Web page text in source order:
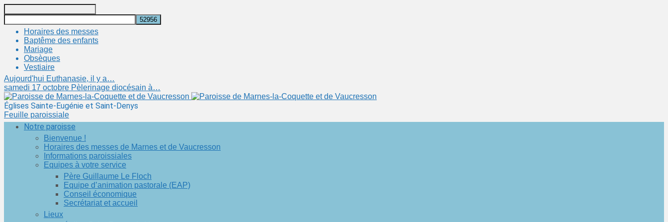
Recherche
Horaires des messes
Baptême des enfants
Mariage
Obsèques
Vestiaire
Aujourd'hui Euthanasie, il y a…
samedi 17 octobre Pèlerinage diocésain à…
Églises Sainte-Eugénie et Saint-Denys
Feuille paroissiale
Notre paroisse
Bienvenue !
Horaires des messes de Marnes et de Vaucresson
Informations paroissiales
Equipes à votre service
Père Guillaume Le Floch
Equipe d’animation pastorale (EAP)
Conseil économique
Secrétariat et accueil
Lieux